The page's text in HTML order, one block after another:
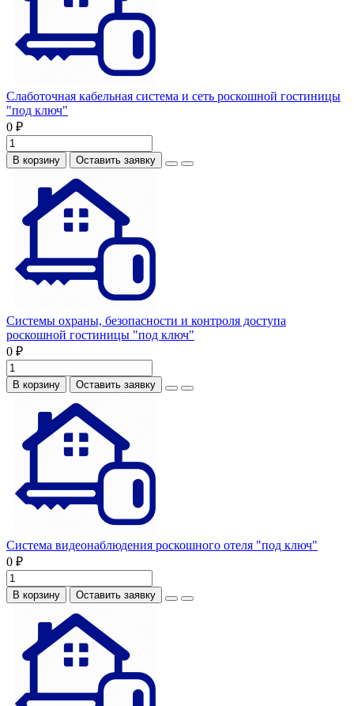
Слаботочная кабельная система и сеть роскошной гостиницы
"под ключ"
0 ₽
В корзину Оставить заявку
Системы охраны, безопасности и контроля доступа
роскошной гостиницы "под ключ"
0 ₽
В корзину Оставить заявку
Система видеонаблюдения роскошного отеля "под ключ"
0 ₽
В корзину Оставить заявку